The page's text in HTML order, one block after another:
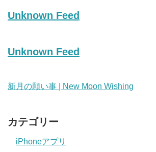
Unknown Feed
Unknown Feed
新月の願い事 | New Moon Wishing
カテゴリー
iPhoneアプリ